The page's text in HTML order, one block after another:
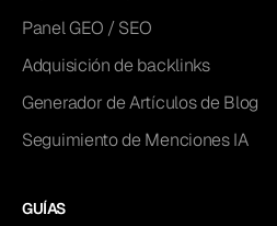
Panel GEO / SEO
Adquisición de backlinks
Generador de Artículos de Blog
Seguimiento de Menciones IA
GUÍAS